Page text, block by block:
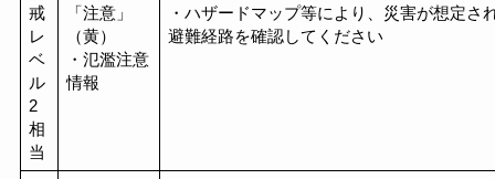
戒
レ
ベ
ル
2
相
当
「注意」
（黄）
・氾濫注意
情報
・ハザードマップ等により、災害が想定さ
避難経路を確認してください